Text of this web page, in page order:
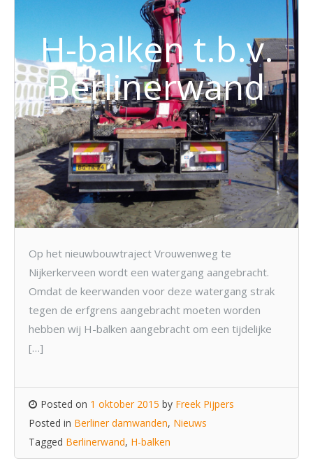
H-balken t.b.v.
Berlinerwand
Op het nieuwbouwtraject Vrouwenweg te
Nijkerkerveen wordt een watergang aangebracht.
Omdat de keerwanden voor deze watergang strak
tegen de erfgrens aangebracht moeten worden
hebben wij H-balken aangebracht om een tijdelijke
[…]
Posted on 1 oktober 2015 by Freek Pijpers
Posted in Berliner damwanden, Nieuws
Tagged Berlinerwand, H-balken